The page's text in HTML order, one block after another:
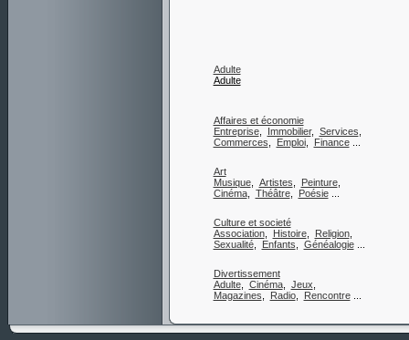
Adulte
Adulte
Affaires et économie
Entreprise, Immobilier, Services
Commerces
Emploi, Finance...
Art
Musique, Artistes Peinture,
Cinéma, Théâtre, Poésie...
Culture et societé
Association, Histoire, Religion,
Sexualité, Enfants Généalogie...
Divertissement
Adulte, Cinéma, Jeux
Magazines
Radio, Rencontre...